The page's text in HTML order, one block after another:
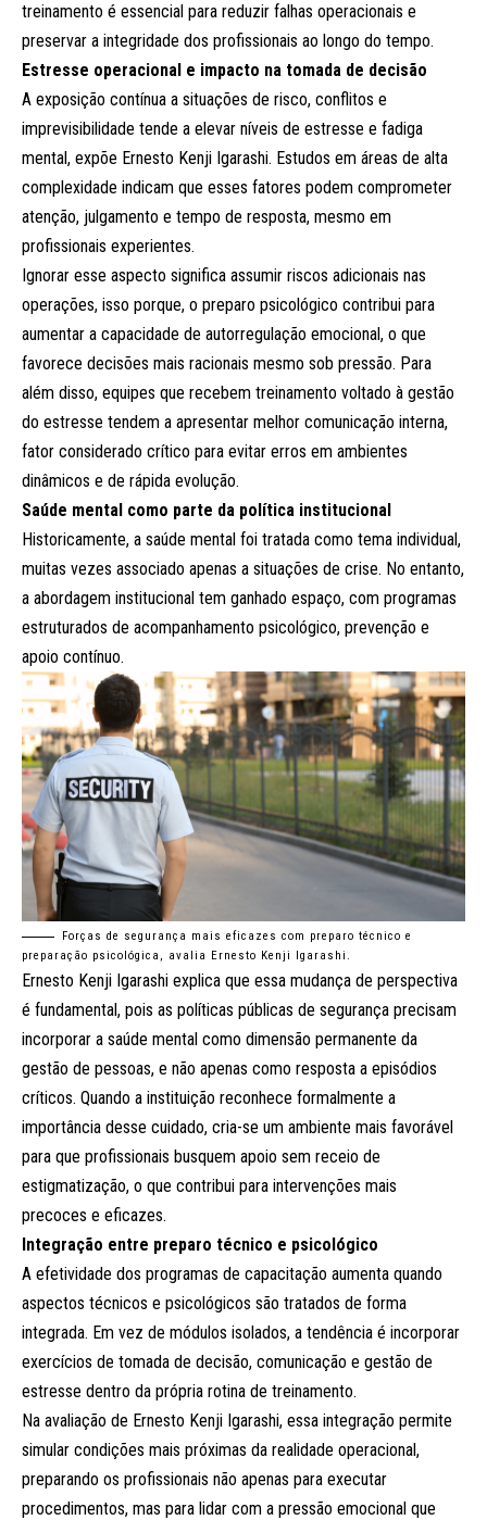
treinamento é essencial para reduzir falhas operacionais e
preservar a integridade dos profissionais ao longo do tempo.
Estresse operacional e impacto na tomada de decisão
A exposição contínua a situações de risco, conflitos e
imprevisibilidade tende a elevar níveis de estresse e fadiga
mental, expõe Ernesto Kenji Igarashi. Estudos em áreas de alta
complexidade indicam que esses fatores podem comprometer
atenção, julgamento e tempo de resposta, mesmo em
profissionais experientes.
Ignorar esse aspecto significa assumir riscos adicionais nas
operações, isso porque, o preparo psicológico contribui para
aumentar a capacidade de autorregulação emocional, o que
favorece decisões mais racionais mesmo sob pressão. Para
além disso, equipes que recebem treinamento voltado à gestão
do estresse tendem a apresentar melhor comunicação interna,
fator considerado crítico para evitar erros em ambientes
dinâmicos e de rápida evolução.
Saúde mental como parte da política institucional
Historicamente, a saúde mental foi tratada como tema individual,
muitas vezes associado apenas a situações de crise. No entanto,
a abordagem institucional tem ganhado espaço, com programas
estruturados de acompanhamento psicológico, prevenção e
apoio contínuo.
Forças de segurança mais eficazes com preparo técnico e
preparação psicológica, avalia Ernesto Kenji Igarashi.
Ernesto Kenji Igarashi explica que essa mudança de perspectiva
é fundamental, pois as políticas públicas de segurança precisam
incorporar a saúde mental como dimensão permanente da
gestão de pessoas, e não apenas como resposta a episódios
críticos. Quando a instituição reconhece formalmente a
importância desse cuidado, cria-se um ambiente mais favorável
para que profissionais busquem apoio sem receio de
estigmatização, o que contribui para intervenções mais
precoces e eficazes.
Integração entre preparo técnico e psicológico
A efetividade dos programas de capacitação aumenta quando
aspectos técnicos e psicológicos são tratados de forma
integrada. Em vez de módulos isolados, a tendência é incorporar
exercícios de tomada de decisão, comunicação e gestão de
estresse dentro da própria rotina de treinamento.
Na avaliação de Ernesto Kenji Igarashi, essa integração permite
simular condições mais próximas da realidade operacional,
preparando os profissionais não apenas para executar
procedimentos, mas para lidar com a pressão emocional que